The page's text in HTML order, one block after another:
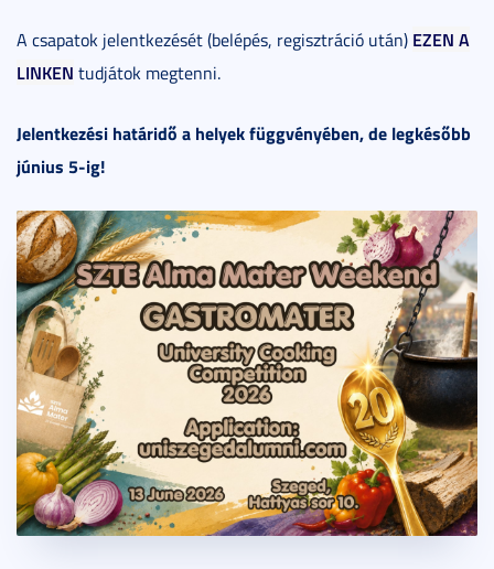
A csapatok jelentkezését (belépés, regisztráció után) EZEN A
LINKEN tudjátok megtenni.
Jelentkezési határidő a helyek függvényében, de legkésőbb
június 5-ig!